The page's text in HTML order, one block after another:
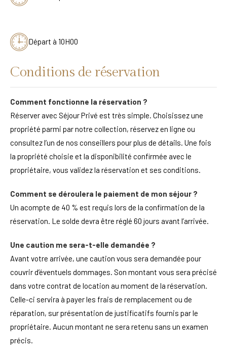
Départ à 10H00
Conditions de réservation
Comment fonctionne la réservation ?
Réserver avec Séjour Privé est très simple. Choisissez une
propriété parmi par notre collection, réservez en ligne ou
consultez l’un de nos conseillers pour plus de détails. Une fois
la propriété choisie et la disponibilité confirmée avec le
propriétaire, vous validez la réservation et ses conditions.
Comment se déroulera le paiement de mon séjour ?
Un acompte de 40 % est requis lors de la confirmation de la
réservation. Le solde devra être réglé 60 jours avant l’arrivée.
Une caution me sera-t-elle demandée ?
Avant votre arrivée, une caution vous sera demandée pour
couvrir d’éventuels dommages. Son montant vous sera précisé
dans votre contrat de location au moment de la réservation.
Celle-ci servira à payer les frais de remplacement ou de
réparation, sur présentation de justificatifs fournis par le
propriétaire. Aucun montant ne sera retenu sans un examen
précis.